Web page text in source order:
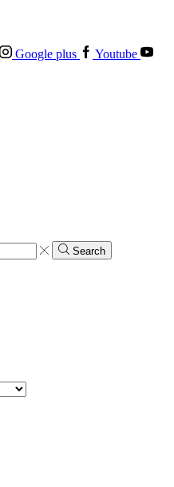
Google plus
Youtube
Search